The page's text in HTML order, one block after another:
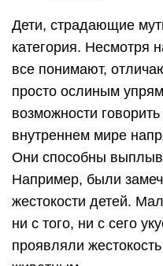
Дети, страдающие
категория. Несмотря
все понимают,
просто ослиным
возможности
внутреннем мире
Они способны
Например, были
жестокости детей.
ни с того, ни с сего
проявляли